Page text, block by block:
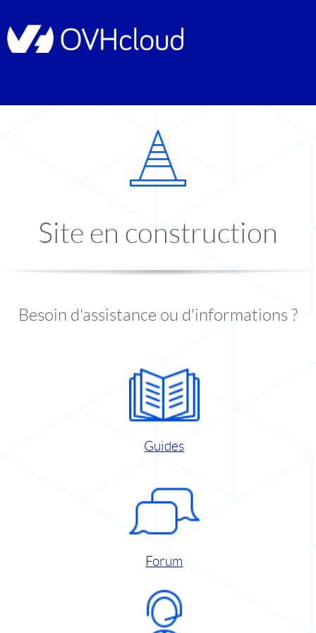
Site en construction
Besoin d'assistance ou d'informations ?
Guides
Forum